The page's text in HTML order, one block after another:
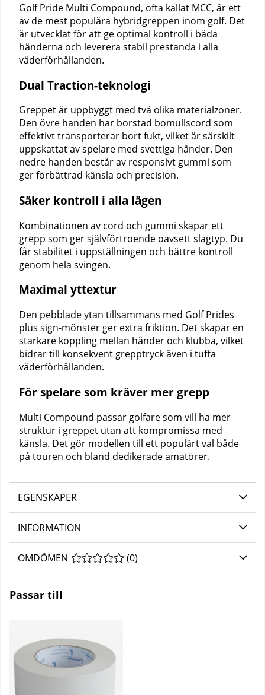
Golf Pride Multi Compound, ofta kallat MCC, är ett
av de mest populära hybridgreppen inom golf. Det
är utvecklat för att ge optimal kontroll i båda
händerna och leverera stabil prestanda i alla
väderförhållanden.
Dual Traction-teknologi
Greppet är uppbyggt med två olika materialzoner.
Den övre handen har borstad bomullscord som
effektivt transporterar bort fukt, vilket är särskilt
uppskattat av spelare med svettiga händer. Den
nedre handen består av responsivt gummi som
ger förbättrad känsla och precision.
Säker kontroll i alla lägen
Kombinationen av cord och gummi skapar ett
grepp som ger självförtroende oavsett slagtyp. Du
får stabilitet i uppställningen och bättre kontroll
genom hela svingen.
Maximal yttextur
Den pebblade ytan tillsammans med Golf Prides
plus sign-mönster ger extra friktion. Det skapar en
starkare koppling mellan händer och klubba, vilket
bidrar till konsekvent grepptryck även i tuffa
väderförhållanden.
För spelare som kräver mer grepp
Multi Compound passar golfare som vill ha mer
struktur i greppet utan att kompromissa med
känsla. Det gör modellen till ett populärt val både
på touren och bland dedikerade amatörer.
EGENSKAPER
INFORMATION
OMDÖMEN MEDELBETYG 0 AV 5 ANTAL BETYG 0
(0)
Passar till